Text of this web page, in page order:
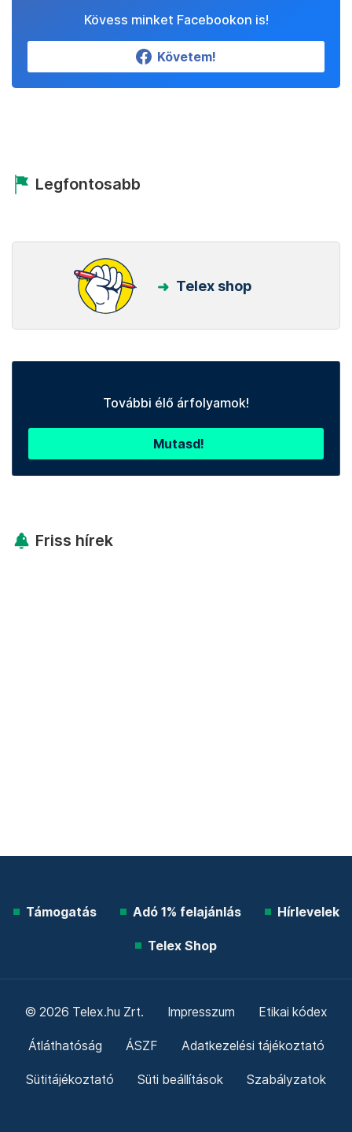
Kövess minket Facebookon is!
Követem!
Legfontosabb
Telex shop
További élő árfolyamok!
Mutasd!
Friss hírek
Támogatás Adó 1% felajánlás Hírlevelek
Telex Shop
© 2026 Telex.hu Zrt. Impresszum Etikai kódex
Átláthatóság ÁSZF Adatkezelési tájékoztató
Sütitájékoztató Süti beállítások Szabályzatok